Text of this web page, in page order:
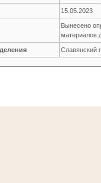
15.05.2023
Вынесено
материалов
Славянский